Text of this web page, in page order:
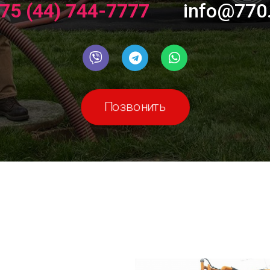
(44) 744-7777
Позвонить